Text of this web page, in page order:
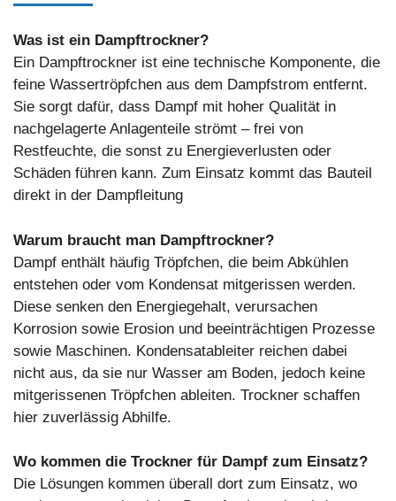
Was ist ein Dampftrockner?
Ein Dampftrockner ist eine technische Komponente, die
feine Wassertröpfchen aus dem Dampfstrom entfernt.
Sie sorgt dafür, dass Dampf mit hoher Qualität in
nachgelagerte Anlagenteile strömt – frei von
Restfeuchte, die sonst zu Energieverlusten oder
Schäden führen kann. Zum Einsatz kommt das Bauteil
direkt in der Dampfleitung
Warum braucht man Dampftrockner?
Dampf enthält häufig Tröpfchen, die beim Abkühlen
entstehen oder vom Kondensat mitgerissen werden.
Diese senken den Energiegehalt, verursachen
Korrosion sowie Erosion und beeinträchtigen Prozesse
sowie Maschinen. Kondensatableiter reichen dabei
nicht aus, da sie nur Wasser am Boden, jedoch keine
mitgerissenen Tröpfchen ableiten. Trockner schaffen
hier zuverlässig Abhilfe.
Wo kommen die Trockner für Dampf zum Einsatz?
Die Lösungen kommen überall dort zum Einsatz, wo